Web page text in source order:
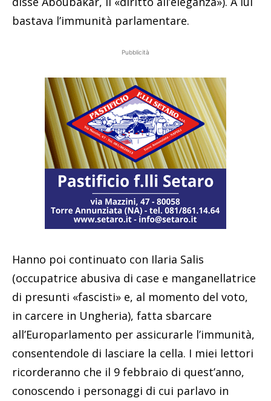
bastava l’immunità parlamentare.
Pubblicità
Hanno poi continuato con Ilaria Salis
(occupatrice abusiva di case e manganellatrice
di presunti «fascisti» e, al momento del voto,
in carcere in Ungheria), fatta sbarcare
all’Europarlamento per assicurarle l’immunità,
consentendole di lasciare la cella. I miei lettori
ricorderanno che il 9 febbraio di quest’anno,
conoscendo i personaggi di cui parlavo in